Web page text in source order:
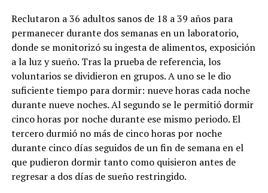
Reclutaron a 36 adultos sanos de 18 a 39 años para
permanecer durante dos semanas en un laboratorio,
donde se monitorizó su ingesta de alimentos, exposición
a la luz y sueño. Tras la prueba de referencia, los
voluntarios se dividieron en grupos. A uno se le dio
suficiente tiempo para dormir: nueve horas cada noche
durante nueve noches. Al segundo se le permitió dormir
cinco horas por noche durante ese mismo periodo. El
tercero durmió no más de cinco horas por noche
durante cinco días seguidos de un fin de semana en el
que pudieron dormir tanto como quisieron antes de
regresar a dos días de sueño restringido.